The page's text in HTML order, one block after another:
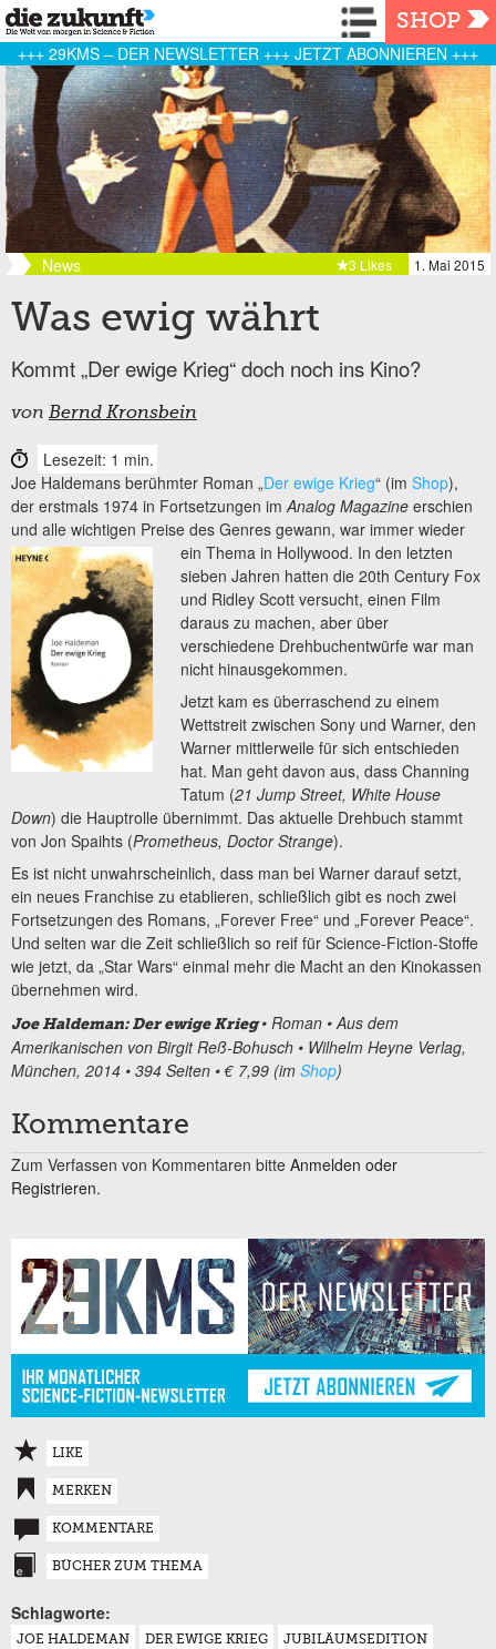
Navigation
SHOP
+++ 29KMS – DER NEWSLETTER +++ JETZT ABONNIEREN +++
News 1. Mai 2015
3 Likes
Was ewig währt
Kommt „Der ewige Krieg“ doch noch ins Kino?
von Bernd Kronsbein
Lesezeit: 1 min.
Joe Haldemans berühmter Roman „Der ewige Krieg“ (im Shop),
der erstmals 1974 in Fortsetzungen im Analog Magazine erschien
und alle wichtigen Preise des Genres gewann, war immer wieder
ein Thema in Hollywood. In den letzten
sieben Jahren hatten die 20th Century Fox
und Ridley Scott versucht, einen Film
daraus zu machen, aber über
verschiedene Drehbuchentwürfe war man
nicht hinausgekommen.
Jetzt kam es überraschend zu einem
Wettstreit zwischen Sony und Warner, den
Warner mittlerweile für sich entschieden
hat. Man geht davon aus, dass Channing
Tatum (21 Jump Street, White House
Down) die Hauptrolle übernimmt. Das aktuelle Drehbuch stammt
von Jon Spaihts (Prometheus, Doctor Strange).
Es ist nicht unwahrscheinlich, dass man bei Warner darauf setzt,
ein neues Franchise zu etablieren, schließlich gibt es noch zwei
Fortsetzungen des Romans, „Forever Free“ und „Forever Peace“.
Und selten war die Zeit schließlich so reif für Science-Fiction-Stoffe
wie jetzt, da „Star Wars“ einmal mehr die Macht an den Kinokassen
übernehmen wird.
Joe Haldeman: Der ewige Krieg• Roman • Aus dem
Amerikanischen von Birgit Reß-Bohusch • Wilhelm Heyne Verlag,
München, 2014 • 394 Seiten • € 7,99 (im Shop)
Kommentare
Zum Verfassen von Kommentaren bitte Anmelden oder
Registrieren.
LIKE
MERKEN
KOMMENTARE
BÜCHER ZUM THEMA
Schlagworte:
JOE HALDEMAN DER EWIGE KRIEG JUBILÄUMSEDITION